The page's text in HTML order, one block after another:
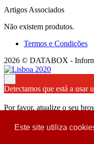
Este site utiliza
Artigos Associados
Não existem produtos.
Termos e Condições
2026 © DATABOX -
Detectamos que está a usar
Por favor, atualize o seu